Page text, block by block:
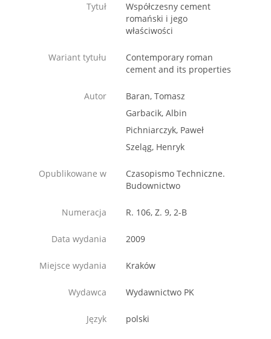
Tytuł
Współczesny cement
romański i jego
właściwości
Wariant tytułu
Contemporary roman
cement and its properties
Autor
Baran, Tomasz
Garbacik, Albin
Pichniarczyk, Paweł
Szeląg, Henryk
Opublikowane w
Czasopismo Techniczne.
Budownictwo
Numeracja R. 106, Z. 9, 2-B
Data wydania 2009
Miejsce wydania Kraków
Wydawca Wydawnictwo PK
Język polski